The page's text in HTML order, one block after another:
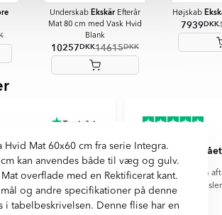
Underskab EkskärEfterår
Mat 80 cm med Vask Hvid
Blank
10257DKK14615DKK
Højskab
7939DKK
produkt
produkt
Alt er
Alt er gået som
Hvid Mat 60x60 cm fra serie Integra.
kan anvendes både til væg og gulv.
Mat overflade med en Rektificerat kant.
og andre specifikationer på denne
i tabelbeskrivelsen. Denne flise har en